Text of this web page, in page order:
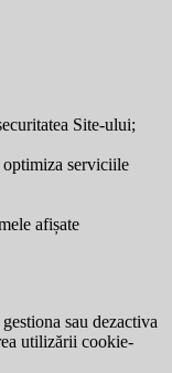
Site-ului;
optimiza serviciile
afișate
sau dezactiva
utilizării cookie-